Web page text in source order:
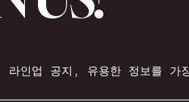
라인업 공지, 유용한 정보를 가